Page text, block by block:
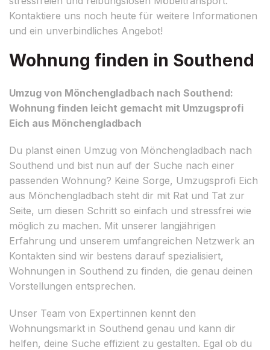
Kontaktiere uns noch heute für weitere Informationen
und ein unverbindliches Angebot!
Wohnung finden in Southend
Umzug von Mönchengladbach nach Southend:
Wohnung finden leicht gemacht mit Umzugsprofi
Eich aus Mönchengladbach
Du planst einen Umzug von Mönchengladbach nach
Southend und bist nun auf der Suche nach einer
passenden Wohnung? Keine Sorge, Umzugsprofi Eich
aus Mönchengladbach steht dir mit Rat und Tat zur
Seite, um diesen Schritt so einfach und stressfrei wie
möglich zu machen. Mit unserer langjährigen
Erfahrung und unserem umfangreichen Netzwerk an
Kontakten sind wir bestens darauf spezialisiert,
Wohnungen in Southend zu finden, die genau deinen
Vorstellungen entsprechen.
Unser Team von Expert:innen kennt den
Wohnungsmarkt in Southend genau und kann dir
helfen, deine Suche effizient zu gestalten. Egal ob du